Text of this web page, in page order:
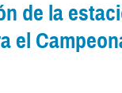
de la
el